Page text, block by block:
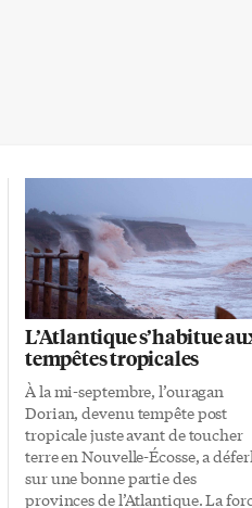
L’Atlantique s’habitue
tempêtes tropicales
À la mi-septembre, l’ouragan
Dorian, devenu tempête post
tropicale juste avant de toucher
terre en Nouvelle-Écosse, a
sur une bonne partie des
provinces de l’Atlantique. La